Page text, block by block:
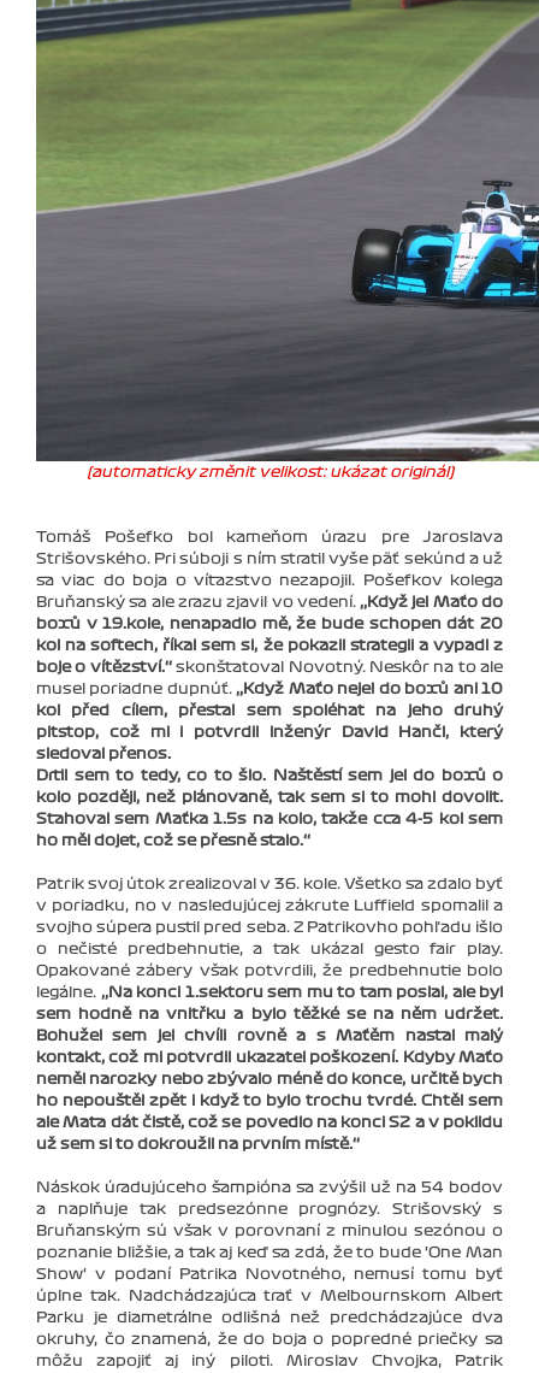
(automaticky změnit velikost: ukázat originál)
Tomáš Pošefko bol kameňom úrazu pre Jaroslava
Strišovského. Pri súboji s ním stratil vyše päť sekúnd a už
sa viac do boja o víťazstvo nezapojil. Pošefkov kolega
Bruňanský sa ale zrazu zjavil vo vedení. ‚‚Když jel Maťo do
boxů v 19.kole, nenapadlo mě, že bude schopen dát 20
kol na softech, říkal sem si, že pokazil strategii a vypadl z
boje o vítězství.‘‘skonštatoval Novotný. Neskôr na to ale
musel poriadne dupnúť. ‚‚Když Maťo nejel do boxů ani 10
kol před cílem, přestal sem spoléhat na jeho druhý
pitstop, což mi i potvrdil inženýr David Hančl, který
sledoval přenos.
Drtil sem to tedy, co to šlo. Naštěstí sem jel do boxů o
kolo později, než plánovaně, tak sem si to mohl dovolit.
Stahoval sem Maťka 1.5s na kolo, takže cca 4-5 kol sem
ho měl dojet, což se přesně stalo.‘‘
Patrik svoj útok zrealizoval v 36. kole. Všetko sa zdalo byť
v poriadku, no v nasledujúcej zákrute Luffield spomalil a
svojho súpera pustil pred seba. Z Patrikovho pohľadu išlo
o nečisté predbehnutie, a tak ukázal gesto fair play.
Opakované zábery však potvrdili, že predbehnutie bolo
legálne. ‚‚Na konci 1.sektoru sem mu to tam poslal, ale byl
sem hodně na vnitřku a bylo těžké se na něm udržet.
Bohužel sem jel chvíli rovně a s Maťěm nastal malý
kontakt, což mi potvrdil ukazatel poškození. Kdyby Maťo
neměl narozky nebo zbývalo méně do konce, určitě bych
ho nepouštěl zpět i když to bylo trochu tvrdé. Chtěl sem
ale Maťa dát čistě, což se povedlo na konci S2 a v poklidu
už sem si to dokroužil na prvním místě.‘‘
Náskok úradujúceho šampióna sa zvýšil už na 54 bodov
a naplňuje tak predsezónne prognózy. Strišovský s
Bruňanským sú však v porovnaní z minulou sezónou o
poznanie bližšie, a tak aj keď sa zdá, že to bude ‘One Man
Show‘ v podaní Patrika Novotného, nemusí tomu byť
úplne tak. Nadchádzajúca trať v Melbournskom Albert
Parku je diametrálne odlišná než predchádzajúce dva
okruhy, čo znamená, že do boja o popredné priečky sa
môžu zapojiť aj iný piloti. Miroslav Chvojka, Patrik